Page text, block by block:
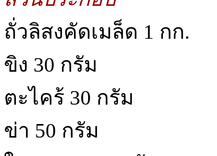
ถั่วลิสงคัดเมล็ด 1 กก.
ขิง 30 กรัม
ตะไคร้ 30 กรัม
ข่า 50 กรัม